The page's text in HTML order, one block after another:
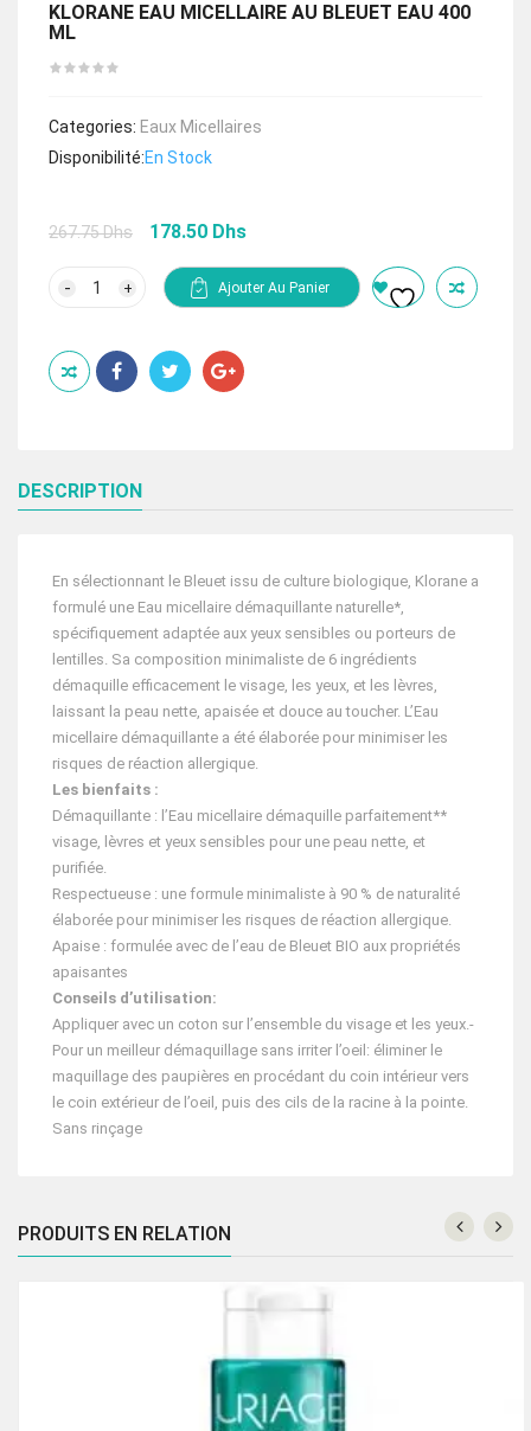
KLORANE EAU MICELLAIRE AU BLEUET EAU 400
ML
Categories: Eaux Micellaires
Disponibilité:En Stock
267.75Dhs
Le
initial
était :
178.50 Dhs
est :
MICELLAIRE
AU
BLEUET
Ajouter Au Panier
DESCRIPTION
En sélectionnant le Bleuet issu de culture biologique, Klorane a
formulé une Eau micellaire démaquillante naturelle*,
spécifiquement adaptée aux yeux sensibles ou porteurs de
lentilles. Sa composition minimaliste de 6 ingrédients
démaquille efficacement le visage, les yeux, et les lèvres,
laissant la peau nette, apaisée et douce au toucher. L’Eau
micellaire démaquillante a été élaborée pour minimiser les
risques de réaction allergique.
Les bienfaits :
Démaquillante : l’Eau micellaire démaquille parfaitement**
visage, lèvres et yeux sensibles pour une peau nette, et
purifiée.
Respectueuse : une formule minimaliste à 90 % de naturalité
élaborée pour minimiser les risques de réaction allergique.
Apaise : formulée avec de l’eau de Bleuet BIO aux propriétés
apaisantes
Conseils d’utilisation:
Appliquer avec un coton sur l’ensemble du visage et les yeux.-
Pour un meilleur démaquillage sans irriter l’oeil: éliminer le
maquillage des paupières en procédant du coin intérieur vers
le coin extérieur de l’oeil, puis des cils de la racine à la pointe.
Sans rinçage
PRODUITS EN RELATION